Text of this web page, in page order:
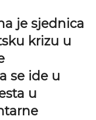
je sjednica
krizu u
se ide u
u